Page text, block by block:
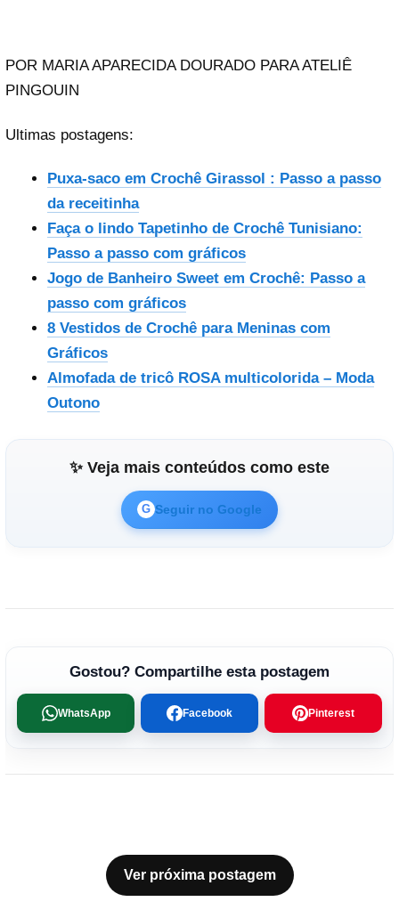
POR MARIA APARECIDA DOURADO PARA ATELIÊ
PINGOUIN
Ultimas postagens:
Puxa-saco em Crochê Girassol : Passo a passo
da receitinha
Faça o lindo Tapetinho de Crochê Tunisiano:
Passo a passo com gráficos
Jogo de Banheiro Sweet em Crochê: Passo a
passo com gráficos
8 Vestidos de Crochê para Meninas com
Gráficos
Almofada de tricô ROSA multicolorida – Moda
Outono
✨ Veja mais conteúdos como este
G Seguir no Google
Gostou? Compartilhe esta postagem
WhatsApp Facebook Pinterest
Ver próxima postagem